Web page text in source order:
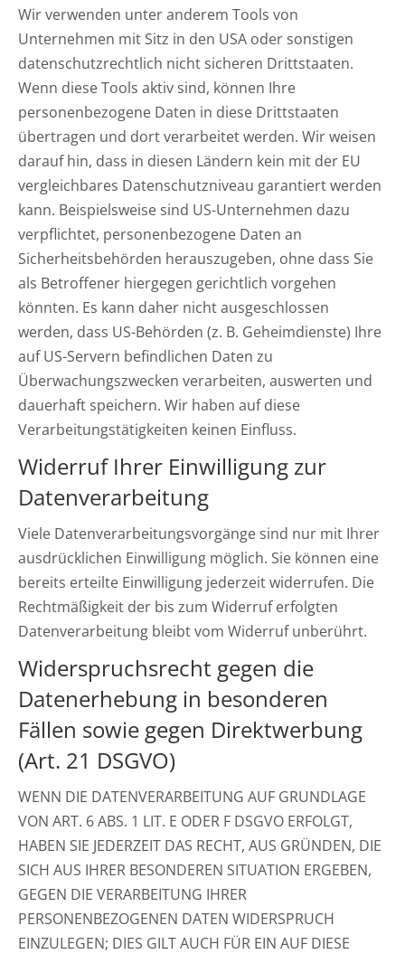
Wir verwenden unter anderem Tools von
Unternehmen mit Sitz in den USA oder sonstigen
datenschutzrechtlich nicht sicheren Drittstaaten.
Wenn diese Tools aktiv sind, können Ihre
personenbezogene Daten in diese Drittstaaten
übertragen und dort verarbeitet werden. Wir weisen
darauf hin, dass in diesen Ländern kein mit der EU
vergleichbares Datenschutzniveau garantiert werden
kann. Beispielsweise sind US-Unternehmen dazu
verpflichtet, personenbezogene Daten an
Sicherheitsbehörden herauszugeben, ohne dass Sie
als Betroffener hiergegen gerichtlich vorgehen
könnten. Es kann daher nicht ausgeschlossen
werden, dass US-Behörden (z. B. Geheimdienste) Ihre
auf US-Servern befindlichen Daten zu
Überwachungszwecken verarbeiten, auswerten und
dauerhaft speichern. Wir haben auf diese
Verarbeitungstätigkeiten keinen Einfluss.
Widerruf Ihrer Einwilligung zur
Datenverarbeitung
Viele Datenverarbeitungsvorgänge sind nur mit Ihrer
ausdrücklichen Einwilligung möglich. Sie können eine
bereits erteilte Einwilligung jederzeit widerrufen. Die
Rechtmäßigkeit der bis zum Widerruf erfolgten
Datenverarbeitung bleibt vom Widerruf unberührt.
Widerspruchsrecht gegen die
Datenerhebung in besonderen
Fällen sowie gegen Direktwerbung
(Art. 21 DSGVO)
WENN DIE DATENVERARBEITUNG AUF GRUNDLAGE
VON ART. 6 ABS. 1 LIT. E ODER F DSGVO ERFOLGT,
HABEN SIE JEDERZEIT DAS RECHT, AUS GRÜNDEN, DIE
SICH AUS IHRER BESONDEREN SITUATION ERGEBEN,
GEGEN DIE VERARBEITUNG IHRER
PERSONENBEZOGENEN DATEN WIDERSPRUCH
EINZULEGEN; DIES GILT AUCH FÜR EIN AUF DIESE